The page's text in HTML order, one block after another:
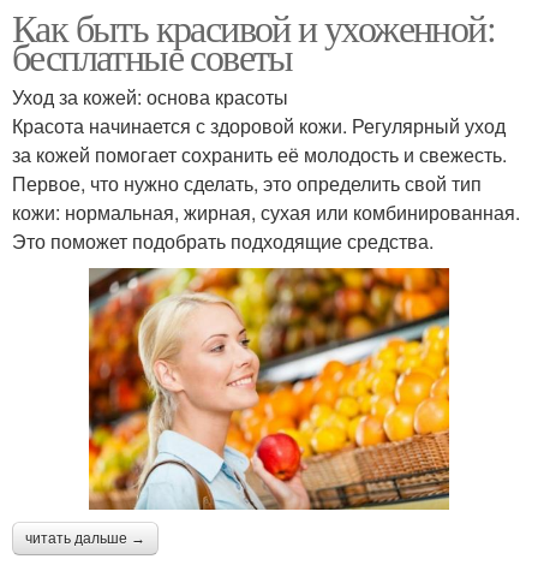
Как быть красивой и ухоженной:
бесплатные советы
Уход за кожей: основа красоты
Красота начинается с здоровой кожи. Регулярный уход
за кожей помогает сохранить её молодость и свежесть.
Первое, что нужно сделать, это определить свой тип
кожи: нормальная, жирная, сухая или комбинированная.
Это поможет подобрать подходящие средства.
читать дальше →